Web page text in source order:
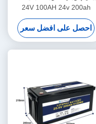
24V 100AH 24v 200ah
lifepo4 بطارية لتزويد الشاحنات
بالطاقة
احصل على افضل سعر